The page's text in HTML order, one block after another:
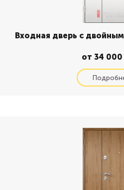
Входная дверь с
от 34 000